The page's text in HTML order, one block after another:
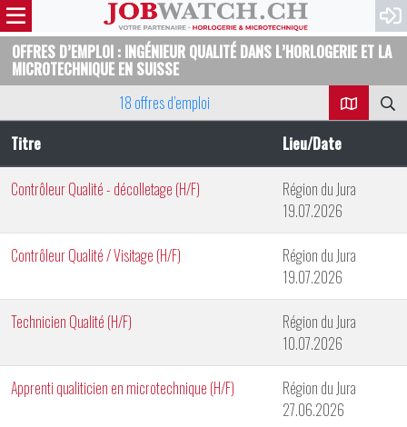
OFFRES D’EMPLOI : INGÉNIEUR QUALITÉ DANS L’HORLOGERIE ET LA
MICROTECHNIQUE EN SUISSE
18 offres d’emploi
Titre
Lieu/Date
Contrôleur Qualité - décolletage (H/F)
Région du Jura
19.07.2026
Contrôleur Qualité / Visitage (H/F)
Région du Jura
19.07.2026
Technicien Qualité (H/F)
Région du Jura
10.07.2026
Apprenti qualiticien en microtechnique (H/F)
Région du Jura
27.06.2026